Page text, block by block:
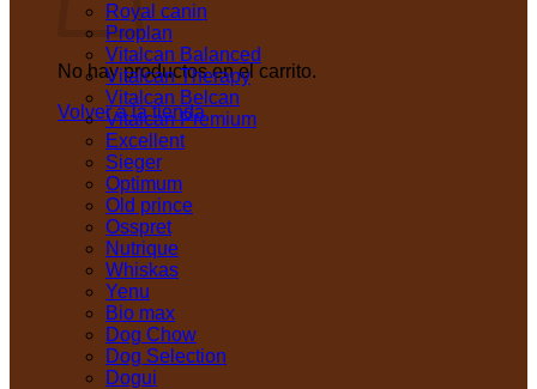
No hay productos en el carrito.
Volver a la tienda
Royal canin
Proplan
Vitalcan Balanced
Vitalcan Therapy
Vitalcan Belcan
Vitalcan Premium
Excellent
Sieger
Optimum
Old prince
Osspret
Nutrique
Whiskas
Yenu
Bio max
Dog Chow
Dog Selection
Dogui